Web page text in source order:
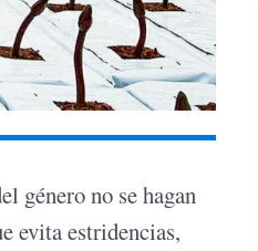
género no se hagan
evita estridencias,